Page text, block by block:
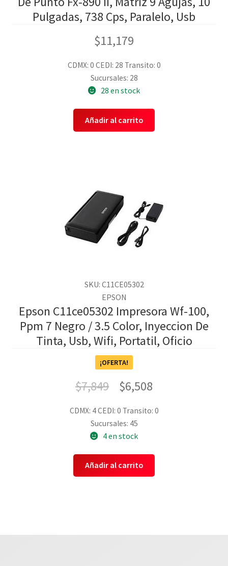
Pulgadas, 738 Cps, Paralelo, Usb
$11,179
CDMX: 0 CEDI: 28 Transito: 0
Sucursales: 28
28 en stock
Añadir al carrito
SKU: C11CE05302
EPSON
Epson C11ce05302 Impresora Wf-100,
Ppm 7 Negro / 3.5 Color, Inyeccion De
Tinta, Usb, Wifi, Portatil, Oficio
¡OFERTA!
$7,849 $6,508
CDMX: 4CEDI: 0 Transito: 0
Sucursales: 45
4 en stock
Añadir al carrito